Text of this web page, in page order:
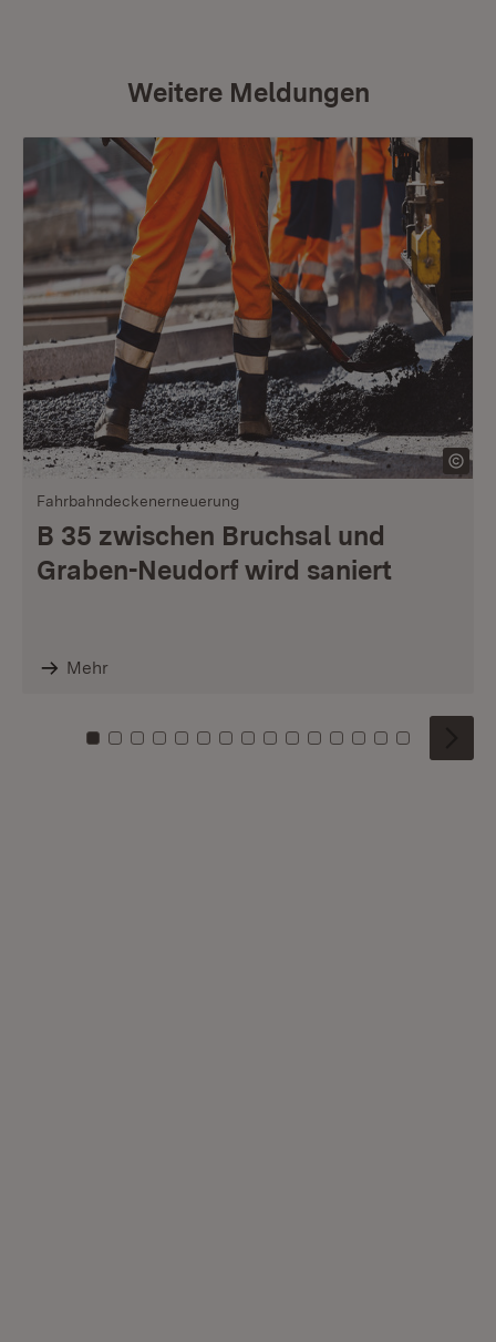
Weitere Meldungen
Fahrbahndeckenerneuerung
B 35 zwischen Bruchsal und
Graben-Neudorf wird saniert
Mehr
Zu Kachel: 0
Zu Kachel: 1
Zu Kachel: 2
Zu Kachel: 3
Zu Kachel: 4
Zu Kachel: 5
Zu Kachel: 6
Zu Kachel: 7
Zu Kachel: 8
Zu Kachel: 9
Zu Kachel: 10
Zu Kachel: 11
Zu Kachel: 12
Zu Kachel:
Zu